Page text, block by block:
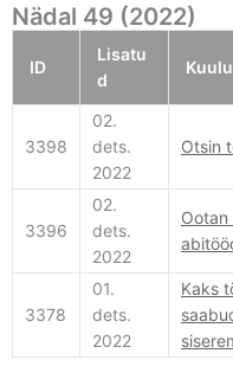
Nädal 49 (2022)
ID
Lisatu
d
3398
02.
dets.
2022
Otsin
3396
02.
dets.
2022
3378
01.
dets.
2022
Kaks